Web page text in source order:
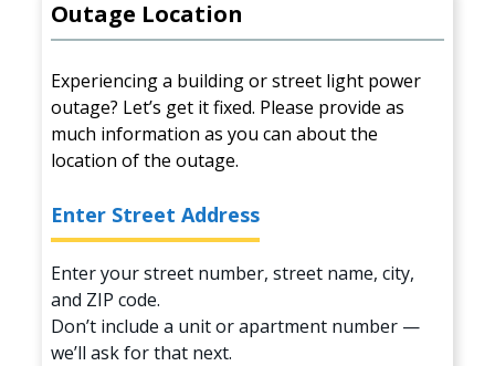
Outage Location
Experiencing a building or street light power
outage? Let’s get it fixed. Please provide as
much information as you can about the
location of the outage.
Enter Street Address
Enter your street number, street name, city,
and ZIP code.
Don’t include a unit or apartment number —
we’ll ask for that next.